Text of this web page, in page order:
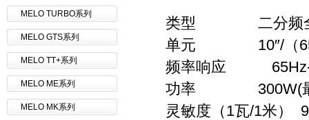
MELO TURBO系列
MELO GTS系列
MELO TT+系列
MELO ME系列
MELO MK系列
类型 二分频全
单元 10″/（
频率响应 65Hz-
功率 300W(最
灵敏度（1瓦/1米